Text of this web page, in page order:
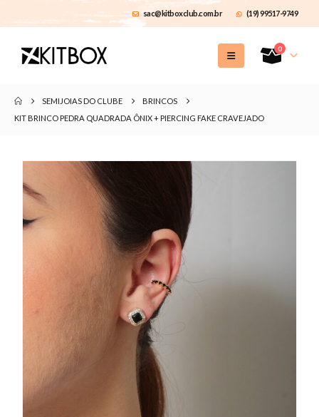
sac@kitboxclub.com.br (19) 99517-9749
0
SEMIJOIAS DO CLUBE
BRINCOS
KIT BRINCO PEDRA QUADRADA ÔNIX + PIERCING FAKE CRAVEJADO